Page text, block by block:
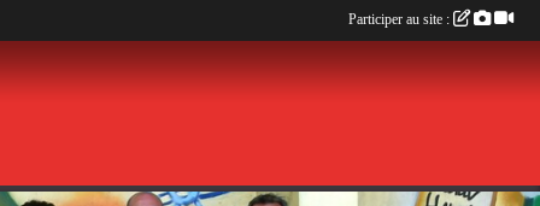
Participer au site :